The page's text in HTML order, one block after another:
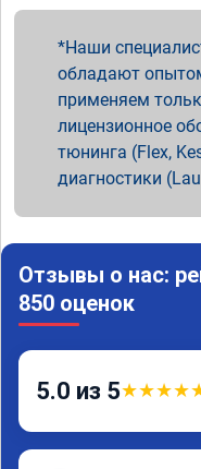
Наши
обладают
применяем
лицензионное
тюнинга (Flex,
диагностики
Отзывы о нас:
850 оценок
5.0 из 5★★★★